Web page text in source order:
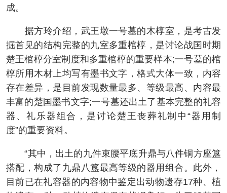
成。
据方玲介绍，武王墩一号墓的木椁室，是考古发
掘首见的结构完整的九室多重棺椁，是讨论战国时期
楚王棺椁分室制度和多重棺椁的重要样本;一号墓的棺
椁所用木材上均写有墨书文字，格式大体一致，内容
存在差异，是目前发现数量最多、等级最高、内容最
丰富的楚国墨书文字;一号墓还出土了基本完整的礼容
器、礼乐器组合，是讨论楚王丧葬礼制中“器用制
度”的重要资料。
“其中，出土的九件束腰平底升鼎与八件铜方座簋
搭配，构成了九鼎八簋最高等级的器用组合。此外，
目前已在礼容器的内容物中鉴定出动物遗存17种、植